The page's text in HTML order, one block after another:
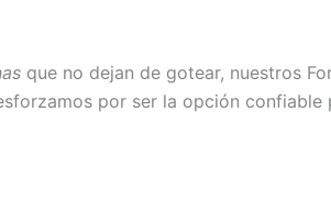
que no dejan de gotear, nuestros
por ser la opción confiable